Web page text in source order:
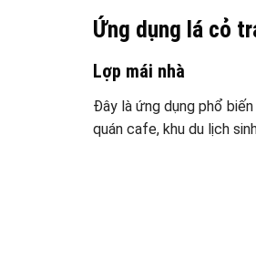
Ứng dụng lá cỏ
Lợp mái nhà
Đây là ứng dụng phổ
quán cafe, khu du lịch